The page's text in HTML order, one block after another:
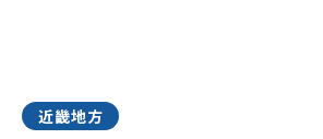
近畿地方